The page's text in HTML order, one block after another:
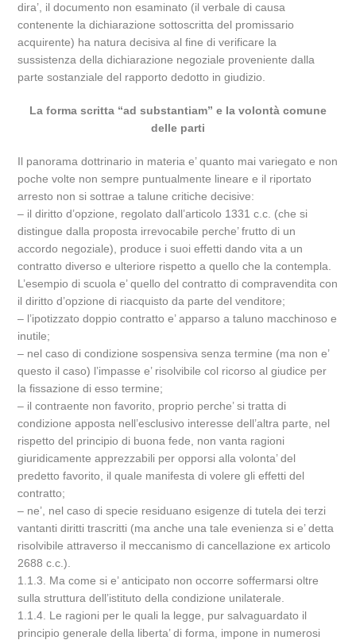
dira’, il documento non esaminato (il verbale di causa
contenente la dichiarazione sottoscritta del promissario
acquirente) ha natura decisiva al fine di verificare la
sussistenza della dichiarazione negoziale proveniente dalla
parte sostanziale del rapporto dedotto in giudizio.
La forma scritta “ad substantiam” e la volontà comune
delle parti
Il panorama dottrinario in materia e’ quanto mai variegato e non
poche volte non sempre puntualmente lineare e il riportato
arresto non si sottrae a talune critiche decisive:
– il diritto d’opzione, regolato dall’articolo 1331 c.c. (che si
distingue dalla proposta irrevocabile perche’ frutto di un
accordo negoziale), produce i suoi effetti dando vita a un
contratto diverso e ulteriore rispetto a quello che la contempla.
L’esempio di scuola e’ quello del contratto di compravendita con
il diritto d’opzione di riacquisto da parte del venditore;
– l’ipotizzato doppio contratto e’ apparso a taluno macchinoso e
inutile;
– nel caso di condizione sospensiva senza termine (ma non e’
questo il caso) l’impasse e’ risolvibile col ricorso al giudice per
la fissazione di esso termine;
– il contraente non favorito, proprio perche’ si tratta di
condizione apposta nell’esclusivo interesse dell’altra parte, nel
rispetto del principio di buona fede, non vanta ragioni
giuridicamente apprezzabili per opporsi alla volonta’ del
predetto favorito, il quale manifesta di volere gli effetti del
contratto;
– ne’, nel caso di specie residuano esigenze di tutela dei terzi
vantanti diritti trascritti (ma anche una tale evenienza si e’ detta
risolvibile attraverso il meccanismo di cancellazione ex articolo
2688 c.c.).
1.1.3. Ma come si e’ anticipato non occorre soffermarsi oltre
sulla struttura dell’istituto della condizione unilaterale.
1.1.4. Le ragioni per le quali la legge, pur salvaguardato il
principio generale della liberta’ di forma, impone in numerosi